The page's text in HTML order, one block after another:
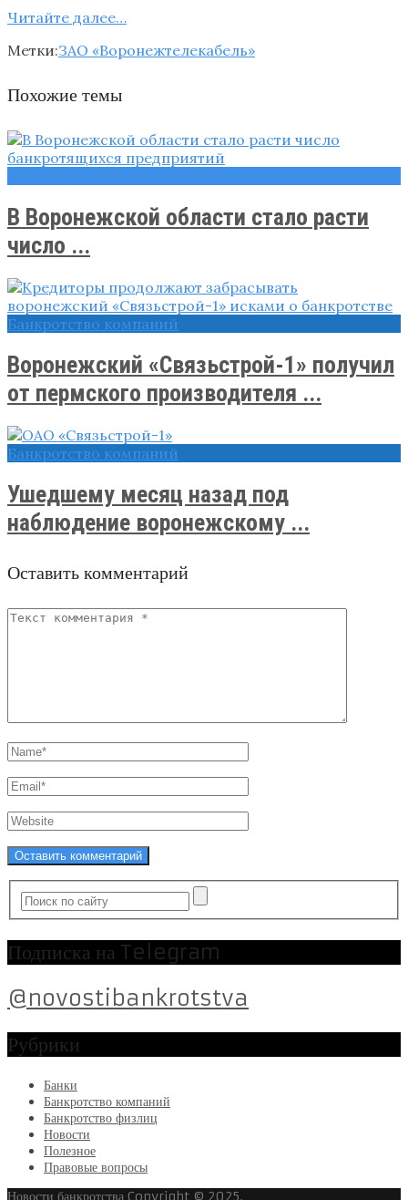
Читайте далее…
Метки:ЗАО «Воронежтелекабель»
Похожие темы
В Воронежской области стало расти
число ...
Банкротство компаний
Воронежский «Связьстрой-1» получил
от пермского производителя ...
Банкротство компаний
Ушедшему месяц назад под
наблюдение воронежскому ...
Оставить комментарий
Подписка на Telegram
@novostibankrotstva
Рубрики
Банки
Банкротство компаний
Банкротство физлиц
Новости
Полезное
Правовые вопросы